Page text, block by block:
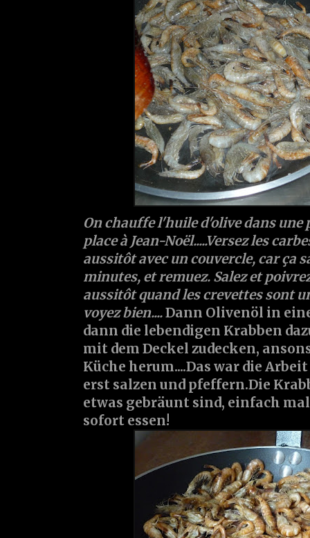
On chauffe l'huile d'olive dans une
place à Jean-Noël.....Versez les
aussitôt avec un couvercle, car ça
minutes, et remuez. Salez et
aussitôt quand les crevettes sont
voyez bien....Dann Olivenöl in
dann die lebendigen Krabben
mit dem Deckel zudecken,
Küche herum....Das war die
erst salzen und pfeffern.Die
etwas gebräunt sind, einfach
sofort essen!